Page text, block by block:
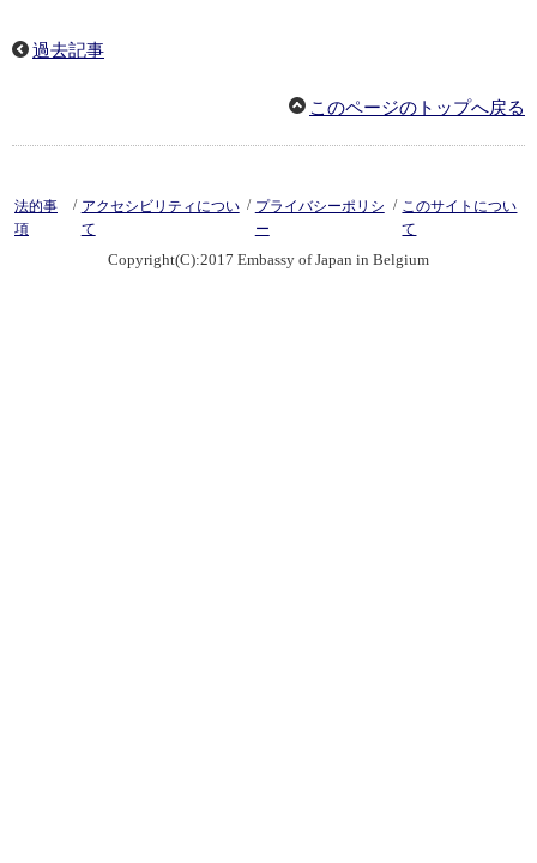
過去記事
このページのトップへ戻る
法的事
項
/ アクセシビリティについ
て
/ プライバシーポリシ
ー
/ このサイトについ
て
Copyright(C):2017 Embassy of Japan in Belgium